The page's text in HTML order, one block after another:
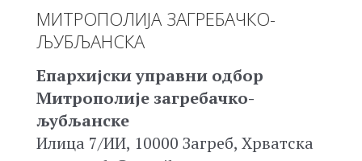
МИТРОПОЛИЈА ЗАГРЕБАЧКО-
ЉУБЉАНСКА
Епархијски управни одбор
Митрополије загребачко-
љубљанске
Илица 7/ИИ, 10000 Загреб, Хрватска